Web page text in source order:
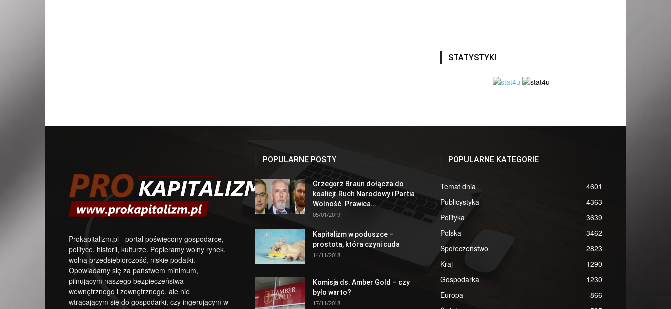
STATYSTYKI
Prokapitalizm.pl - portal poświęcony gospodarce,
polityce, historii, kulturze. Popieramy wolny rynek,
wolną przedsiębiorczość, niskie podatki.
Opowiadamy się za państwem minimum,
pilnującym naszego bezpieczeństwa
wewnętrznego i zewnętrznego, ale nie
wtrącającym się do gospodarki, czy ingerującym w
POPULARNE POSTY
Grzegorz Braun dołącza do
koalicji: Ruch Narodowy i Partia
Wolność. Prawica...
05/01/2019
Kapitalizm w poduszce –
prostota, która czyni cuda
14/11/2018
Komisja ds. Amber Gold – czy
było warto?
17/11/2018
POPULARNE KATEGORIE
Temat dnia
4601
Publicystyka
4363
Polityka
3639
Polska
3462
Społeczeństwo
2823
Kraj
1290
Gospodarka
1230
Europa
866